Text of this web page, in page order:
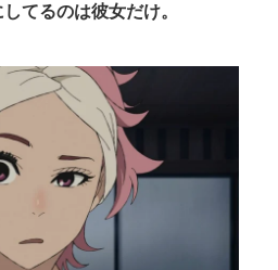
てるのは彼女だけ。